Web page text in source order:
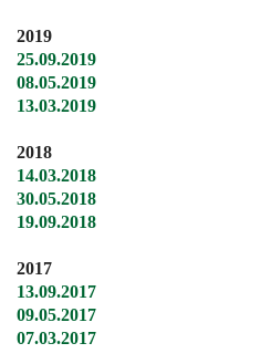
2019
25.09.2019
08.05.2019
13.03.2019
2018
14.03.2018
30.05.2018
19.09.2018
2017
13.09.2017
09.05.2017
07.03.2017